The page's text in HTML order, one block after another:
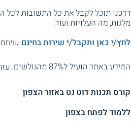
דרכנו תוכל לקבל את כל התשובות לכל
מלגות, מה העלויות ועוד.
לחץ/י כאן ותקבל/י שירות בחינם
המידע באתר הועיל ל87% מהגולשים.
קורס תכנות דוט נט באזור הצפון
ללמוד לפתח בצפון